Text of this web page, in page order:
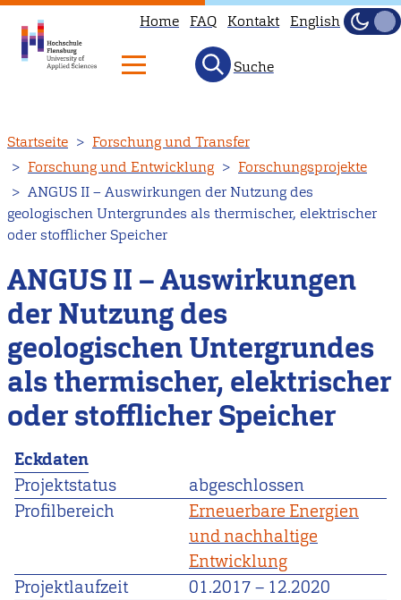
zum
Inhalt
Home FAQ Kontakt English
Hell
Suche
Startseite
Forschung und Transfer
Forschung und Entwicklung
Forschungsprojekte
ANGUS II – Auswirkungen der Nutzung des
geologischen Untergrundes als thermischer, elektrischer
oder stofflicher Speicher
ANGUS II – Auswirkungen
der Nutzung des
geologischen Untergrundes
als thermischer, elektrischer
oder stofflicher Speicher
Eckdaten
Projektstatus
abgeschlossen
Profilbereich
Erneuerbare Energien
und nachhaltige
Entwicklung
Projektlaufzeit
01.2017 – 12.2020